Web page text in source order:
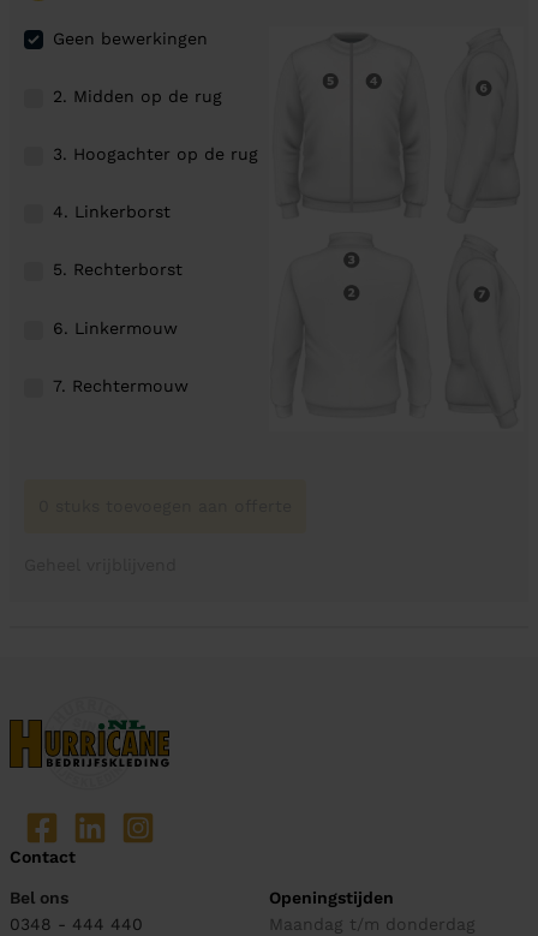
Geen bewerkingen
2. Midden op de rug
3. Hoogachter op de rug
4. Linkerborst
5. Rechterborst
6. Linkermouw
7. Rechtermouw
Contact
Bel ons
0348 - 444 440
Openingstijden
Maandag t/m donderdag